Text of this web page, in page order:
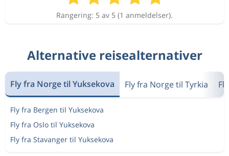
Rangering: 5 av 5 (1 anmeldelser).
Alternative reisealternativer
Fly fra Norge til Yuksekova Fly fra Norge til Tyrkia
Fly fra Bergen til Yuksekova
Fly fra Oslo til Yuksekova
Fly fra Stavanger til Yuksekova